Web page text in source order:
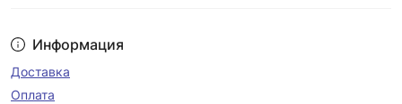
Информация
Доставка
Оплата